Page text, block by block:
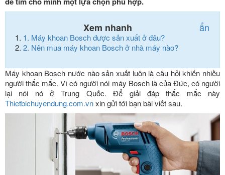
Xem nhanh ẩn
1. Máy khoan Bosch được sản xuất ở đâu?
2. Nên mua máy khoan Bosch ở nhà máy nào?
Máy khoan Bosch nước nào sản xuất luôn là câu hỏi khiến nhiều
người thắc mắc. Vì có người nói máy Bosch là của Đức, có người
lại nói nó ở Trung Quốc. Để giải đáp thắc mắc này
Thietbichuyendung.com.vnxin gửi tới bạn bài viết sau.